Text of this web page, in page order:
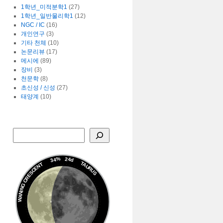
1학년_미적분학1 (27)
1학년_일반물리학1 (12)
NGC / IC (16)
개인연구 (3)
기타 천체 (10)
논문리뷰 (17)
메시에 (89)
장비 (3)
천문학(8)
초신성 / 신성 (27)
태양계 (10)
34% 24d
TAURUS
WANING CRESCENT